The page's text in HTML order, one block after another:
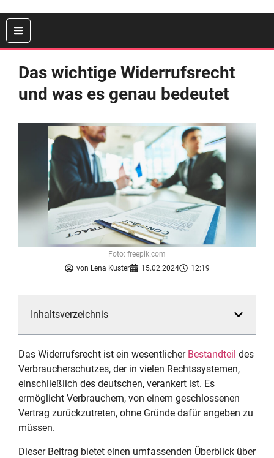
Das wichtige Widerrufsrecht
und was es genau bedeutet
von Lena Kuster 15.02.2024 12:19
Foto: freepik.com
Inhaltsverzeichnis
Das Widerrufsrecht ist ein wesentlicher Bestandteil des
Verbraucherschutzes, der in vielen Rechtssystemen,
einschließlich des deutschen, verankert ist. Es
ermöglicht Verbrauchern, von einem geschlossenen
Vertrag zurückzutreten, ohne Gründe dafür angeben zu
müssen.
Dieser Beitrag bietet einen umfassenden Überblick über